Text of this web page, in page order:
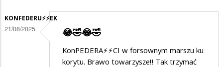
w
odpowiedzi
na
:)
KONFEDERU⚡️⚡️EK
21/08/2025 😂🤣😂🤣
KonPEDERA⚡️⚡️CI w forsownym marszu ku
korytu. Brawo towarzysze‼️ Tak trzymać